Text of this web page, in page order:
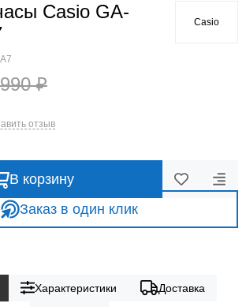
Casio GA-
₽
Casio
отзыв
В корзину
Заказ в один клик
Характеристики Доставка